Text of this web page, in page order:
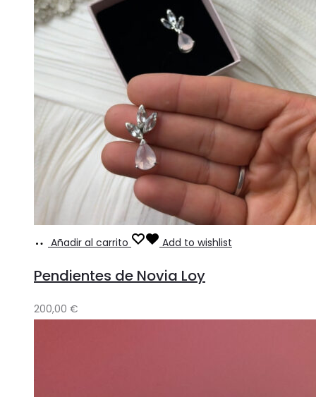
Añadir al carrito Add to wishlist
Pendientes de Novia Loy
200,00 €